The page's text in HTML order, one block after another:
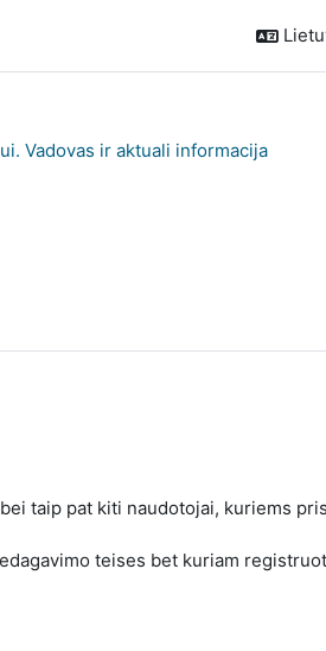
Vadovas ir aktuali informacija
taip pat kiti naudotojai, kuriems
teises bet kuriam